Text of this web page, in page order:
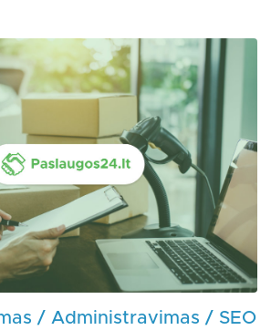
/ Administravimas / SEO